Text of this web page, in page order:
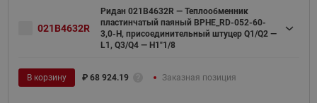
021B4632R
Ридан 021B4632R — Теплообменник
пластинчатый паяный BPHE_RD-052-60-
3,0-H, присоединительный штуцер Q1/Q2 —
L1, Q3/Q4 — H1"1/8
В корзину ₽ 68 924.19 Заказная позиция